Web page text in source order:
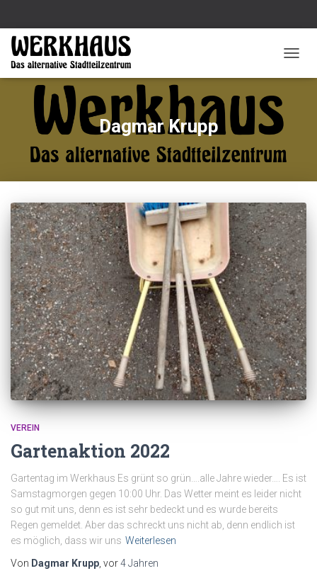
Dagmar Krupp
VEREIN
Gartenaktion 2022
Gartentag im Werkhaus Es grünt so grün….alle Jahre wieder…. Es ist
Samstagmorgen gegen 10:00 Uhr. Das Wetter meint es leider nicht
so gut mit uns, denn es ist sehr bedeckt und es wurde bereits
Regen gemeldet. Aber das schreckt uns nicht ab, denn endlich ist
es möglich, dass wir uns Weiterlesen
Von Dagmar Krupp , vor4 Jahren